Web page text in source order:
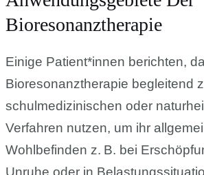
Bioresonanztherapie
Einige Patient*innen berichten,
Bioresonanztherapie begleitend
schulmedizinischen oder
Verfahren nutzen, um ihr
Wohlbefinden z. B. bei